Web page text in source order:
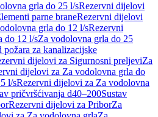
grla do 25 l/sRezervni dijelovi
parne braneRezervni dijelovi
grla do 12 l/sRezervni
do 12 l/sZa vodolovna grla do 25
požara za kanalizacijske
dijelovi za Sigurnosni preljeviZa
dijelovi za Za vodolovna grla do
l/sRezervni dijelovi za Za vodolovna
pričvršćivanja d40–200Sustav
Rezervni dijelovi za PriborZa